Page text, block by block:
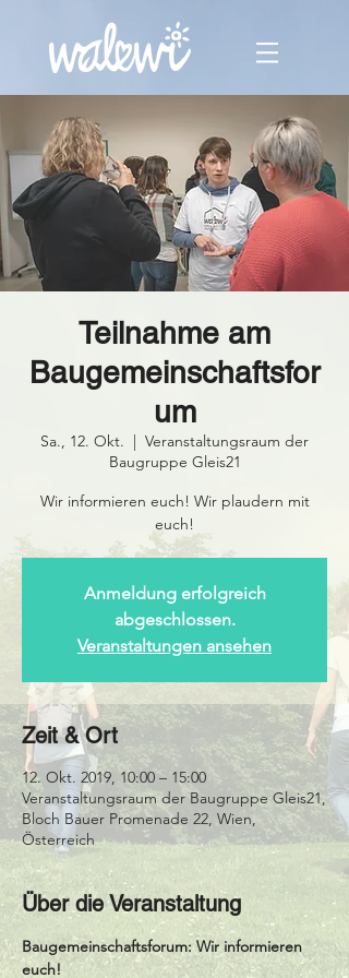
Teilnahme am
Baugemeinschaftsfor
um
Sa., 12. Okt.
  |
Veranstaltungsraum der
Baugruppe Gleis21
Wir informieren euch! Wir plaudern mit
Anmeldung erfolgreich
abgeschlossen.
Veranstaltungen ansehen
Zeit & Ort
12. Okt. 2019, 10:00 – 15:00
Veranstaltungsraum der Baugruppe Gleis21,
Bloch Bauer Promenade 22, Wien,
Österreich
Über die Veranstaltung
Baugemeinschaftsforum: Wir informieren
euch!